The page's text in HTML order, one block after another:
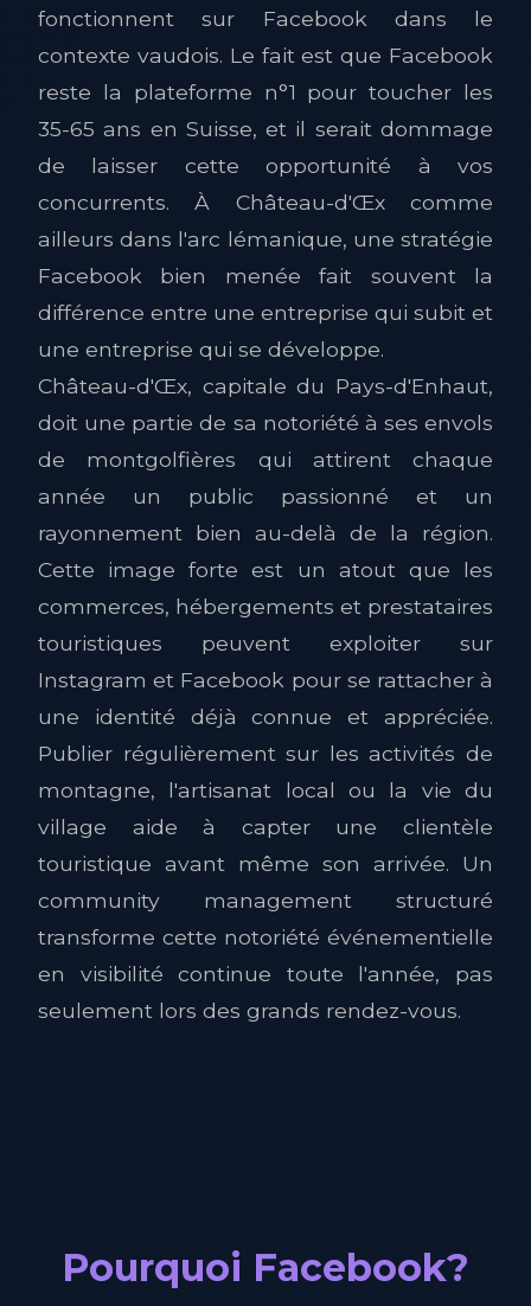
fonctionnent sur Facebook dans le
contexte vaudois. Le fait est que Facebook
reste la plateforme n°1 pour toucher les
35-65 ans en Suisse, et il serait dommage
de laisser cette opportunité à vos
concurrents. À Château-d'Œx comme
ailleurs dans l'arc lémanique, une stratégie
Facebook bien menée fait souvent la
différence entre une entreprise qui subit et
une entreprise qui se développe.
Château-d'Œx, capitale du Pays-d'Enhaut,
doit une partie de sa notoriété à ses envols
de montgolfières qui attirent chaque
année un public passionné et un
rayonnement bien au-delà de la région.
Cette image forte est un atout que les
commerces, hébergements et prestataires
touristiques peuvent exploiter sur
Instagram et Facebook pour se rattacher à
une identité déjà connue et appréciée.
Publier régulièrement sur les activités de
montagne, l'artisanat local ou la vie du
village aide à capter une clientèle
touristique avant même son arrivée. Un
community management structuré
transforme cette notoriété événementielle
en visibilité continue toute l'année, pas
seulement lors des grands rendez-vous.
Pourquoi Facebook?